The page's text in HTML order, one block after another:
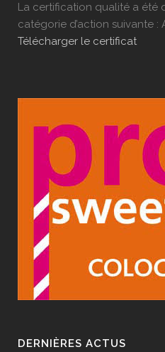
La certification qualité a été
catégorie d’action suivante :
Télécharger le certificat
DERNIÈRES ACTUS